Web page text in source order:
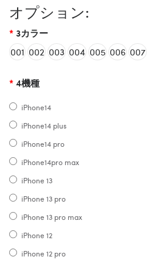
オプション:
3カラー
001 002 003 004 005 006 007
4機種
iPhone14
iPhone14 plus
iPhone14 pro
iPhone14pro max
iPhone 13
iPhone 13 pro
iPhone 13 pro max
iPhone 12
iPhone 12 pro